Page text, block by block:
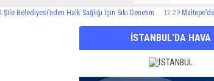
Halk Sağlığı İçin Sıkı Denetim 12:29 Maltepe’de
İSTANBUL'DA HAVA